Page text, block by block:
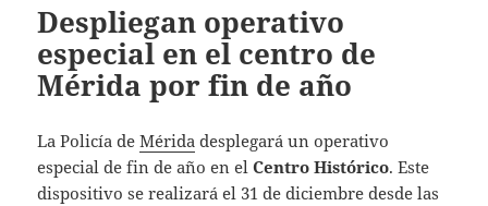
Despliegan operativo
especial en el centro de
Mérida por fin de año
La Policía deMérida desplegará un operativo
especial de fin de año en elCentro Histórico. Este
dispositivo se realizará el 31 de diciembre desde las